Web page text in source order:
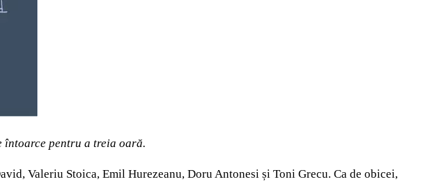
întoarce pentru a treia oară.
Valeriu Stoica, Emil Hurezeanu, Doru Antonesi și Toni Grecu. Ca de obicei,